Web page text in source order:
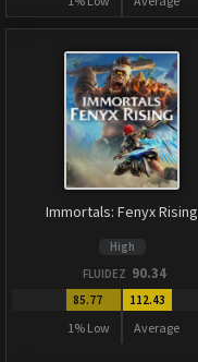
Immortals: Fenyx Rising
High
FLUIDEZ 90.34
85.77
1% Low
112.43
Average